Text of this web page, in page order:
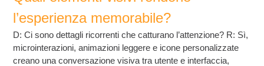
l’esperienza memorabile?
D: Ci sono dettagli ricorrenti che catturano l’attenzione? R: Sì,
microinterazioni, animazioni leggere e icone personalizzate
creano una conversazione visiva tra utente e interfaccia,